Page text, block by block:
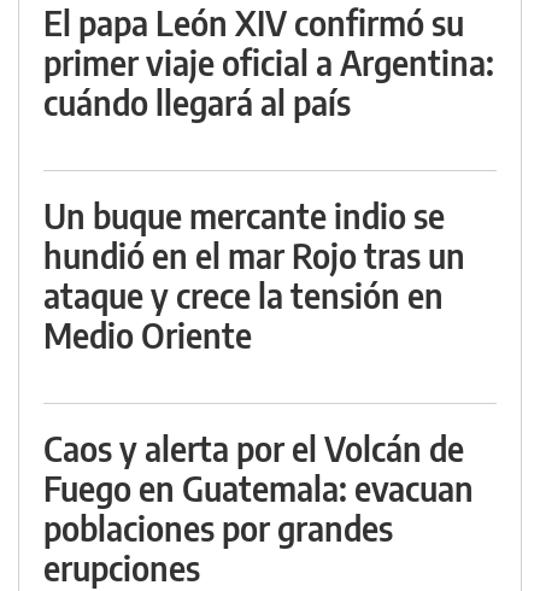
El papa León XIV confirmó su
primer viaje oficial a Argentina:
cuándo llegará al país
Un buque mercante indio se
hundió en el mar Rojo tras un
ataque y crece la tensión en
Medio Oriente
Caos y alerta por el Volcán de
Fuego en Guatemala: evacuan
poblaciones por grandes
erupciones